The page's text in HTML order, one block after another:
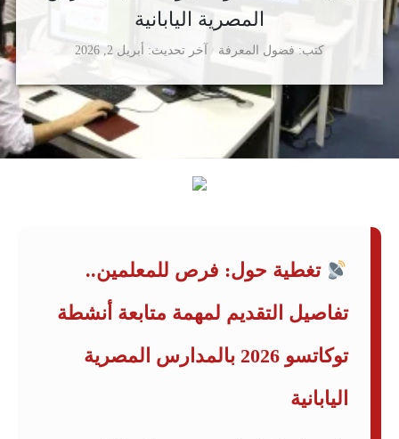
المصرية اليابانية
كتب فضول المعرفة آخر تحديث أبريل 2, 2026
تغطية حول: فرص للمعلمين..
تفاصيل التقديم لمهمة متابعة أنشطة
توكاتسو 2026 بالمدارس المصرية
اليابانية